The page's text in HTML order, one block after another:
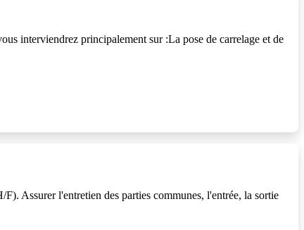
interviendrez principalement sur :La pose de carrelage et de
Assurer l'entretien des parties communes, l'entrée, la sortie